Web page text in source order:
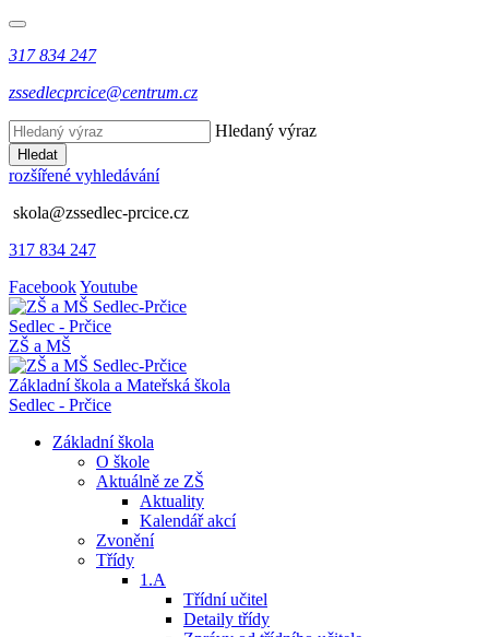
317 834 247
zssedlecprcice@centrum.cz
Hledaný výraz
Hledat
rozšířené vyhledávání
skola@zssedlec-prcice.cz
317 834 247
FacebookYoutube
Sedlec - Prčice
ZŠ a MŠ
Základní škola a Mateřská škola
Sedlec - Prčice
Základní škola
O škole
Aktuálně ze ZŠ
Aktuality
Kalendář akcí
Zvonění
Třídy
1.A
Třídní učitel
Detaily třídy